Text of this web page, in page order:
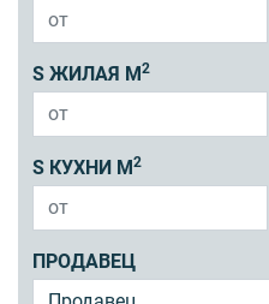
S ЖИЛАЯ М 2
S КУХНИ М 2
ПРОДАВЕЦ